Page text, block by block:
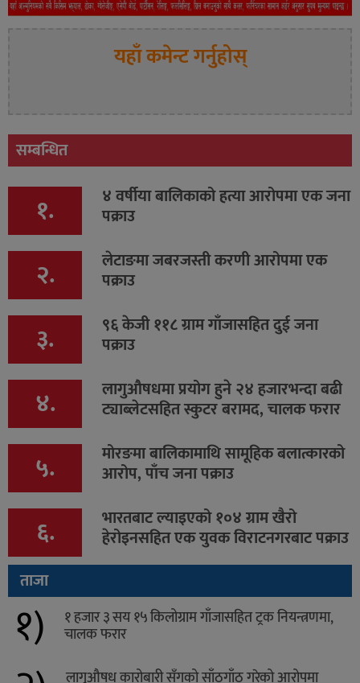
यहाँ कमेन्ट गर्नुहोस्
सम्बन्धित
१. ४ वर्षीया बालिकाको हत्या आरोपमा एक जना
पक्राउ
२. लेटाङमा जबरजस्ती करणी आरोपमा एक
पक्राउ
३. ९६ केजी ११८ ग्राम गाँजासहित दुई जना
पक्राउ
४. लागुऔषधमा प्रयोग हुने २४ हजारभन्दा बढी
ट्याब्लेटसहित स्कुटर बरामद, चालक फरार
५. मोरङमा बालिकामाथि सामूहिक बलात्कारको
आरोप, पाँच जना पक्राउ
६. भारतबाट ल्याइएको १०४ ग्राम खैरो
हेरोइनसहित एक युवक विराटनगरबाट पक्राउ
ताजा
१) १ हजार ३ सय १५ किलोग्राम गाँजासहित ट्रक नियन्त्रणमा,
चालक फरार
लागुऔषध कारोबारी सँगको साँठगाँठ गरेको आरोपमा